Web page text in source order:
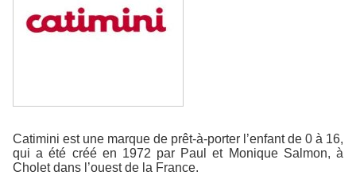
Catimini est une marque de prêt-à-porter l’enfant de 0 à 16,
qui a été créé en 1972 par Paul et Monique Salmon, à
Cholet dans l’ouest de la France.